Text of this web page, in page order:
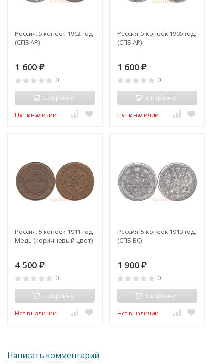
Россия. 5 копеек 1902 год.
(СПБ АР)
1 600 ₽
0
В корзину
Нет в наличии
Россия. 5 копеек 1905 год.
(СПБ АР)
1 600 ₽
0
В корзину
Нет в наличии
Россия. 5 копеек 1911 год.
Медь (коричневый цвет).
4 500 ₽
0
В корзину
Нет в наличии
Россия. 5 копеек 1913 год.
(СПБ ВС)
1 900 ₽
0
В корзину
Нет в наличии
Написать комментарий